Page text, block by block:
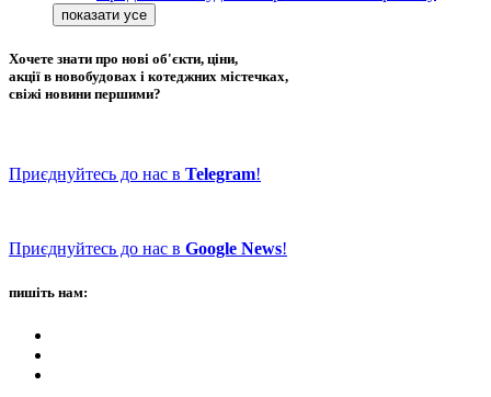
Хочете знати про нові об'єкти, ціни,
акції в новобудовах і котеджних містечках,
свіжі новини першими?
Приєднуйтесь до нас в Telegram!
Приєднуйтесь до нас в Google News!
пишіть нам: